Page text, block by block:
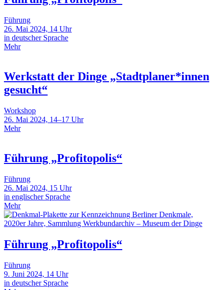
Führung
26. Mai 2024, 14 Uhr
in deutscher Sprache
Mehr
Werkstatt der Dinge „Stadtplaner*innen
gesucht“
Workshop
26. Mai 2024, 14–17 Uhr
Mehr
Führung „Profitopolis“
Führung
26. Mai 2024, 15 Uhr
in englischer Sprache
Mehr
Führung „Profitopolis“
Führung
9. Juni 2024, 14 Uhr
in deutscher Sprache